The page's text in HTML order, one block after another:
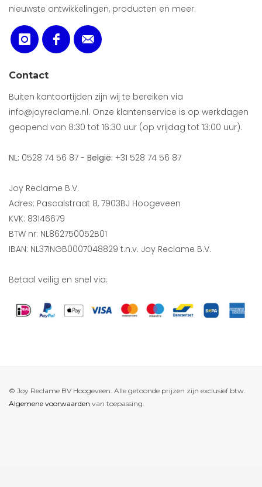
nieuwste ontwikkelingen, producten en meer.
Contact
Buiten kantoortijden zijn wij te bereiken via
info@joyreclame.nl. Onze klantenservice is op werkdagen
geopend van 8:30 tot 16:30 uur (op vrijdag tot 13:00 uur).
NL: 0528 74 56 87 - België: +31 528 74 56 87
Joy Reclame B.V.
Adres: Pascalstraat 8, 7903BJ Hoogeveen
KVK: 83146679
BTW nr: NL862750052B01
IBAN: NL37INGB0007048829 t.n.v. Joy Reclame B.V.
Betaal veilig en snel via:
© Joy Reclame BV Hoogeveen. Alle getoonde prijzen zijn exclusief btw.
Algemene voorwaarden van toepassing.